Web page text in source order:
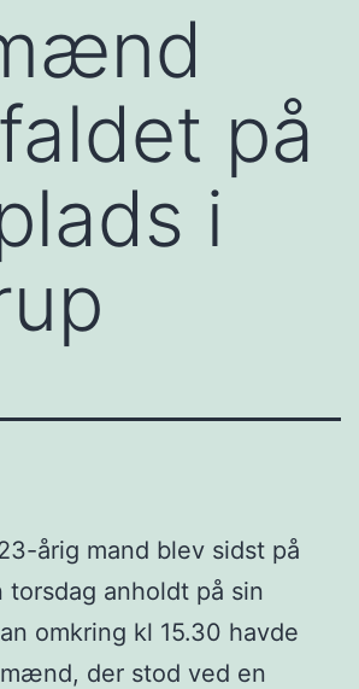
på
i
årig mand blev sidst på
torsdag anholdt på sin
omkring kl 15.30 havde
der stod ved en